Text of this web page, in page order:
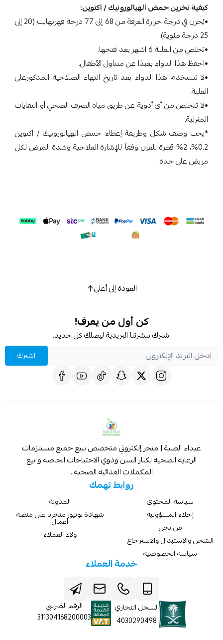
كيفية تخزين حمض الهيالورونيك / اكتوين:
•يُخزن في درجة حرارة الغرفة من 68 إلى 77 درجة فهرنهايت (20 إلى
25 درجة مئوية).
•تخلص من العلبة 6 اشهر بعد فتحها.
•احفظ هذا الدواء بعيدًا عن متناول الأطفال.
•لا تستخدم هذا الدواء بعد تاريخ انتهاء الصلاحية المذكورعلى
العلبة.
•لا تتخلص من أي أدوية عن طريق مياه الصرف الصحي أو النفايات
المنزلية.
*يجب وصف شكل وطريقة إعطاء حمض الهيالورونيك / اكتوين
0.2%، 2% قطرة للعين وفقاً للإشارة العلاجية وشدة المرض لكل
مريض على حدة.
العودة إلى أعلى
كن أول من يعرف!
اشترك بنشرتنا البريدية ليصلك كل جديد.
اشترك
غيداء الطبية | متجر إلكتروني متخصص ببيع جميع مستلزمات
الرعايه الصحيه لكبار السن وذوي الاحتياجات الخاصه و بيع
المكملات الغذائيه الصحيه .
روابط تهمك
سياسة المحتوى
إخلاء المسؤولية
من نحن
الشحن والاستبدال والاسترجاع
سياسه الخصوصيه
المدونة
شهادة توثيق متجرنا على منصة
أعمال
ولاء العملاء
خدمة العملاء
السجل التجاري
4030290498
الرقم الضريبي
311304168200003